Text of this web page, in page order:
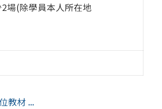
場(除學員本人所在地
教材 ...